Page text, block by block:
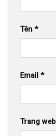
Tên *
Email *
Trang web